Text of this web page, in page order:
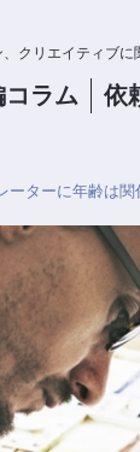
、クリエイティブに
コラム 依
ーターに年齢は